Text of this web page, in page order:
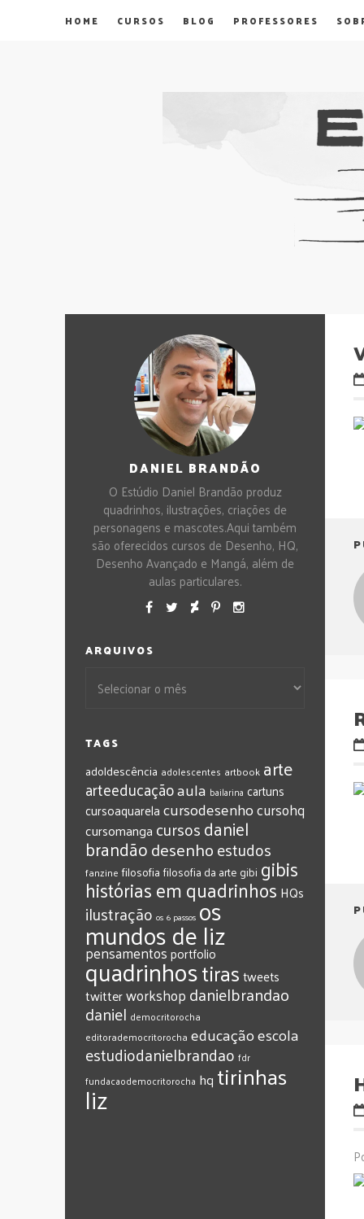
HOME CURSOS BLOG PROFESSORES
DANIEL BRANDÃO
O Estúdio Daniel Brandão produz
quadrinhos, ilustrações, criações de
personagens e mascotes.Aqui também
são oferecidos cursos de Desenho, HQ,
Desenho Avançado e Mangá, além de
aulas particulares.
ARQUIVOS
TAGS
adoldescência adolescentes artbook arte
arteeducaçãoaula bailarina cartuns
cursoaquarelacursodesenhocursohq
cursomanga cursosdaniel
brandãodesenhoestudos
fanzine filosofia filosofia da arte gibi gibis
histórias em quadrinhos HQs
ilustração os 6 passos os
mundos de liz
pensamentosportfolio
quadrinhostirastweets
twitterworkshop‎danielbrandao‬
‎daniel‬ ‎democritorocha
‎editorademocritorocha ‎educação‎escola
‎estudiodanielbrandao ‎fdr
‎fundacaodemocritorocha ‎hq ‎tirinhas
‪‎liz